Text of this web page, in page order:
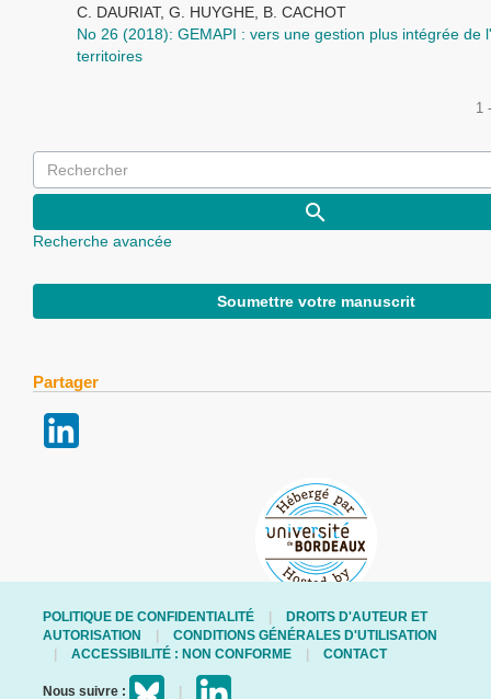
C. DAURIAT, G. HUYGHE, B. CACHOT
No 26 (2018): GEMAPI : vers une gestion plus intégrée de
territoires
1
Recherche avancée
Soumettre votre manuscrit
Partager
POLITIQUE DE CONFIDENTIALITÉ
DROITS D'AUTEUR ET
AUTORISATION
CONDITIONS GÉNÉRALES D'UTILISATION
ACCESSIBILITÉ : NON CONFORME
CONTACT
Nous suivre :